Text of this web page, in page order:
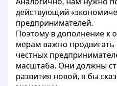
действующий
предпринимателей.
Поэтому в дополнение к
мерам важно
честных
масштаба. Они должны
развития новой, я бы